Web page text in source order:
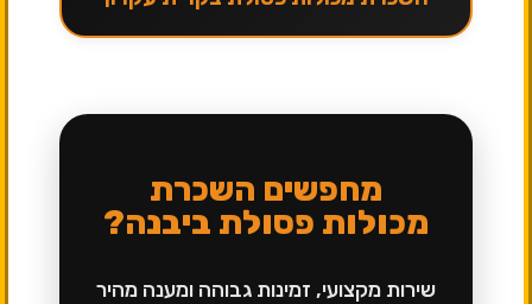
מחפשים השכרת
מכולות פסולת ביבנה?
שירות מקצועי, זמינות גבוהה ומענה מהיר